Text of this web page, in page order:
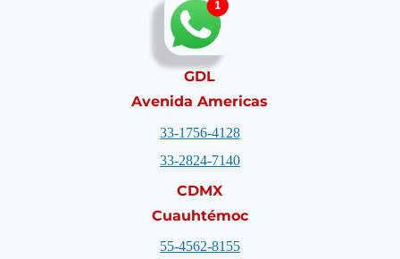
GDL
Avenida Americas
33-1756-4128
33-2824-7140
CDMX
Cuauhtémoc
55-4562-8155